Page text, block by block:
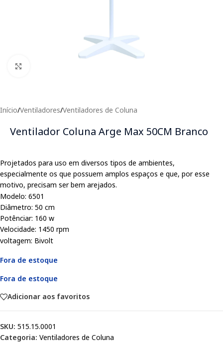
Início/Ventiladores/Ventiladores de Coluna
Ventilador Coluna Arge Max 50CM Branco
Projetados para uso em diversos tipos de ambientes,
especialmente os que possuem amplos espaços e que, por esse
motivo, precisam ser bem arejados.
Modelo: 6501
Diâmetro: 50 cm
Potênciar: 160 w
Velocidade: 1450 rpm
voltagem: Bivolt
Fora de estoque
Fora de estoque
Adicionar aos favoritos
SKU: 515.15.0001
Categoria: Ventiladores de Coluna